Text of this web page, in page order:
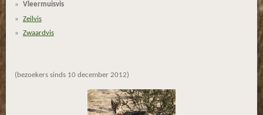
Vleermuisvis
Zeilvis
Zwaardvis
(bezoekers sinds 10 december 2012)